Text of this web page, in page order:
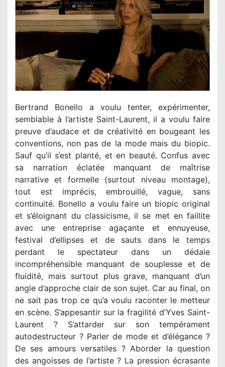
Bertrand Bonello a voulu tenter, expérimenter,
semblable à l’artiste Saint-Laurent, il a voulu faire
preuve d’audace et de créativité en bougeant les
conventions, non pas de la mode mais du biopic.
Sauf qu’il s’est planté, et en beauté. Confus avec
sa narration éclatée manquant de maîtrise
narrative et formelle (surtout niveau montage),
tout est imprécis, embrouillé, vague, sans
continuité. Bonello a voulu faire un biopic original
et s’éloignant du classicisme, il se met en faillite
avec une entreprise agaçante et ennuyeuse,
festival d’ellipses et de sauts dans le temps
perdant le spectateur dans un dédale
incompréhensible manquant de souplesse et de
fluidité, mais surtout plus grave, manquant d’un
angle d’approche clair de son sujet. Car au final, on
ne sait pas trop ce qu’a voulu raconter le metteur
en scène. S’appesantir sur la fragilité d’Yves Saint-
Laurent ? S’attarder sur son tempérament
autodestructeur ? Parler de mode et d’élégance ?
De ses amours versatiles ? Aborder la question
des angoisses de l’artiste ? La pression écrasante